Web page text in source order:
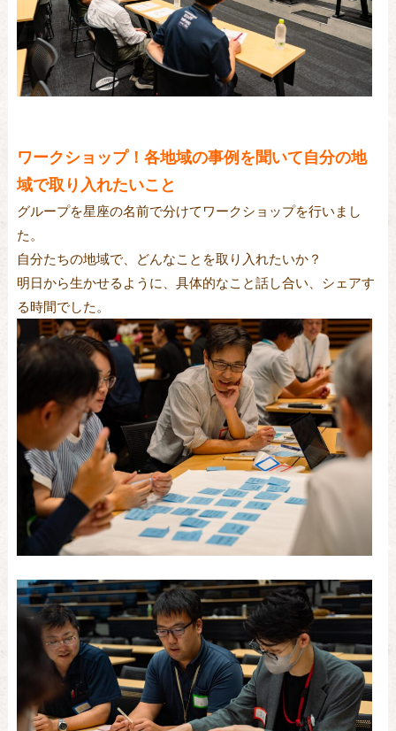
ワークショップ！各地域の事例を聞いて自分の地
域で取り入れたいこと
グループを星座の名前で分けてワークショップを行いまし
た。
自分たちの地域で、どんなことを取り入れたいか？
明日から生かせるように、具体的なこと話し合い、シェアす
る時間でした。